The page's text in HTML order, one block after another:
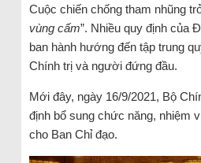
Cuộc chiến chống tham nhũng
vùng cấm”. Nhiều quy định của
ban hành hướng đến tập trung
Chính trị và người đứng đầu.
Mới đây, ngày 16/9/2021, Bộ
định bổ sung chức năng, nhiệm
cho Ban Chỉ đạo.